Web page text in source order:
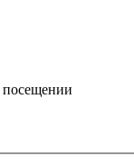
посещении